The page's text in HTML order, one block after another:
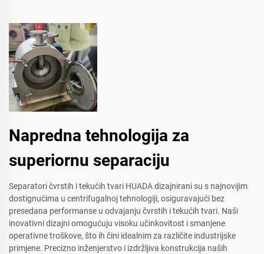
Napredna tehnologija za
superiornu separaciju
Separatori čvrstih i tekućih tvari HUADA dizajnirani su s najnovijim
dostignućima u centrifugalnoj tehnologiji, osiguravajući bez
presedana performanse u odvajanju čvrstih i tekućih tvari. Naši
inovativni dizajni omogućuju visoku učinkovitost i smanjene
operativne troškove, što ih čini idealnim za različite industrijske
primjene. Precizno inženjerstvo i izdržljiva konstrukcija naših